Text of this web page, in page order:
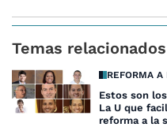
Temas relacionados
REFORMA A
Estos son
La U que
reforma a la